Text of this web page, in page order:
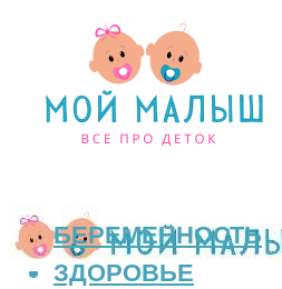
БЕРЕМЕННОСТЬ
ЗДОРОВЬЕ